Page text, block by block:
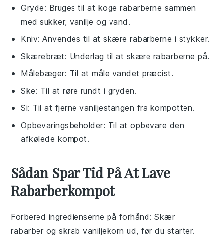
Gryde: Bruges til at koge rabarberne sammen
med sukker, vanilje og vand.
Kniv: Anvendes til at skære rabarberne i stykker.
Skærebræt: Underlag til at skære rabarberne på.
Målebæger: Til at måle vandet præcist.
Ske: Til at røre rundt i gryden.
Si: Til at fjerne vaniljestangen fra kompotten.
Opbevaringsbeholder: Til at opbevare den
afkølede kompot.
Sådan Spar Tid På At Lave
Rabarberkompot
Forbered ingredienserne på forhånd: Skær
rabarber og skrabvaniljekorn ud, før du starter.